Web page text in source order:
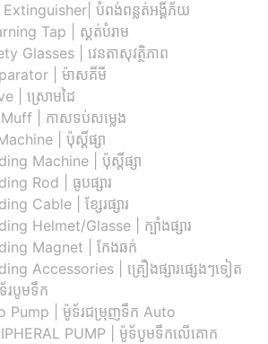
Extinguisher| បំពង់ពន្លត់អង្គីភ័យ
Tap | ស្គត់បំរាម
Glasses | វេនតាសុវត្ថិភាព
| ម៉ាសគីមី
| ស្រោមដៃ
| កាសទប់សម្លេង
| ប៉ុស្តិ៍ផ្សា
Machine | ប៉ុស្តិ៍ផ្សា
Rod | ធូបផ្សារ
Cable | ខ្សែរផ្សារ
Helmet/Glasse | ក្បាំងផ្សារ
Magnet | កែងឆក់
Accessories | គ្រឿងផ្សារផ្សេងៗទៀត
របូមទឹក
Pump | ម៉ូទ័រជម្រុញទឹក Auto
PUMP | ម៉ូទ័បូមទឹកលើគោក